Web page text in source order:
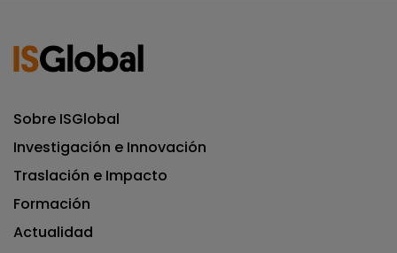
Sobre ISGlobal
Investigación e Innovación
Traslación e Impacto
Formación
Actualidad